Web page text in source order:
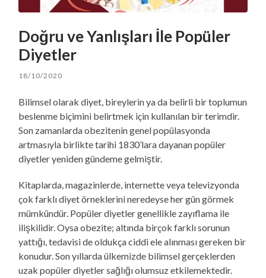
Doğru ve Yanlışları İle Popüler
Diyetler
18/10/2020
Bilimsel olarak diyet, bireylerin ya da belirli bir toplumun
beslenme biçimini belirtmek için kullanılan bir terimdir.
Son zamanlarda obezitenin genel popülasyonda
artmasıyla birlikte tarihi 1830’lara dayanan popüler
diyetler yeniden gündeme gelmiştir.
Kitaplarda, magazinlerde, internette veya televizyonda
çok farklı diyet örneklerini neredeyse her gün görmek
mümkündür. Popüler diyetler genellikle zayıflama ile
ilişkilidir. Oysa obezite; altında birçok farklı sorunun
yattığı, tedavisi de oldukça ciddi ele alınması gereken bir
konudur. Son yıllarda ülkemizde bilimsel gerçeklerden
uzak popüler diyetler sağlığı olumsuz etkilemektedir.